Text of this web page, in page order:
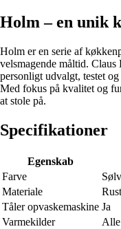
Holm – en unik
Holm er en serie af
velsmagende måltid.
personligt udvalgt, testet
Med fokus på kvalitet og
at stole på.
Specifikationer
Egenskab
Farve
Materiale
Tåler opvaskemaskine Ja
Varmekilder